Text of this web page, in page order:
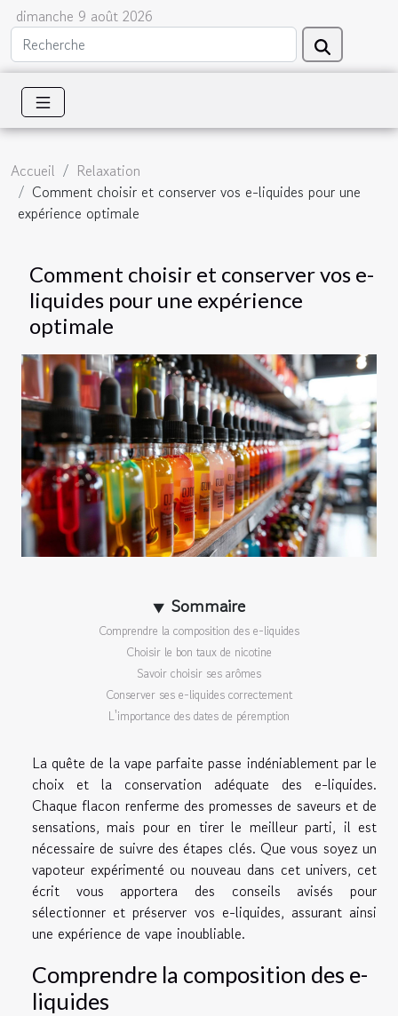
dimanche 9 août 2026
Accueil
Relaxation
Comment choisir et conserver vos e-liquides pour une
expérience optimale
Comment choisir et conserver vos e-
liquides pour une expérience
optimale
Sommaire
Comprendre la composition des e-liquides
Choisir le bon taux de nicotine
Savoir choisir ses arômes
Conserver ses e-liquides correctement
L'importance des dates de péremption
La quête de la vape parfaite passe indéniablement par le
choix et la conservation adéquate des e-liquides.
Chaque flacon renferme des promesses de saveurs et de
sensations, mais pour en tirer le meilleur parti, il est
nécessaire de suivre des étapes clés. Que vous soyez un
vapoteur expérimenté ou nouveau dans cet univers, cet
écrit vous apportera des conseils avisés pour
sélectionner et préserver vos e-liquides, assurant ainsi
une expérience de vape inoubliable.
Comprendre la composition des e-
liquides